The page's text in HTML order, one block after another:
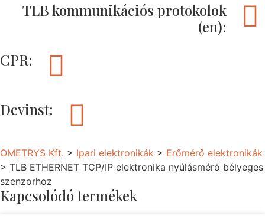
TLB kommunikációs protokolok
(en):
CPR:
Devinst:
OMETRYS Kft. > Ipari elektronikák > Erőmérő elektronikák
> TLB ETHERNET TCP/IP elektronika nyúlásmérő bélyeges
szenzorhoz
Kapcsolódó termékek